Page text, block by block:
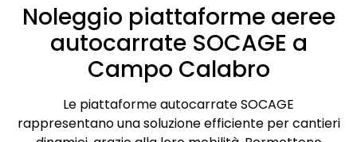
Noleggio piattaforme aeree
autocarrate SOCAGE a
Campo Calabro
Le piattaforme autocarrate SOCAGE
rappresentano una soluzione efficiente per cantieri